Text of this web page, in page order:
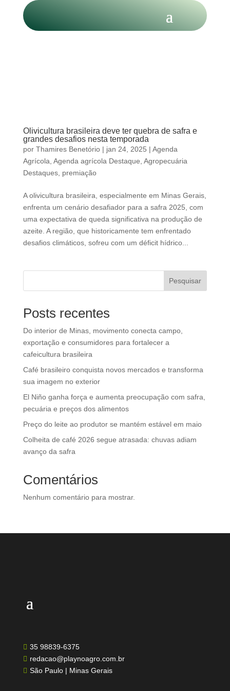
Olivicultura brasileira deve ter quebra de safra e
grandes desafios nesta temporada
por Thamires Benetório| jan 24, 2025 | Agenda
Agrícola Agenda agrícola Destaque Agropecuária
Destaques, premiação
A olivicultura brasileira, especialmente em Minas Gerais,
enfrenta um cenário desafiador para a safra 2025, com
uma expectativa de queda significativa na produção de
azeite. A região, que historicamente tem enfrentado
desafios climáticos, sofreu com um déficit hídrico...
Pesquisar
Posts recentes
Do interior de Minas, movimento conecta campo,
exportação e consumidores para fortalecer a
cafeicultura brasileira
Café brasileiro conquista novos mercados e transforma
sua imagem no exterior
El Niño ganha força e aumenta preocupação com safra,
pecuária e preços dos alimentos
Preço do leite ao produtor se mantém estável em maio
Colheita de café 2026 segue atrasada: chuvas adiam
avanço da safra
Comentários
Nenhum comentário para mostrar.
 35 98839-6375
 redacao@playnoagro.com.br
 São Paulo | Minas Gerais